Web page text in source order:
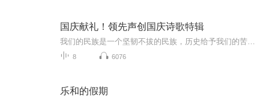
国庆献礼！领先声创国庆诗歌特辑
8 6076
乐和的假期